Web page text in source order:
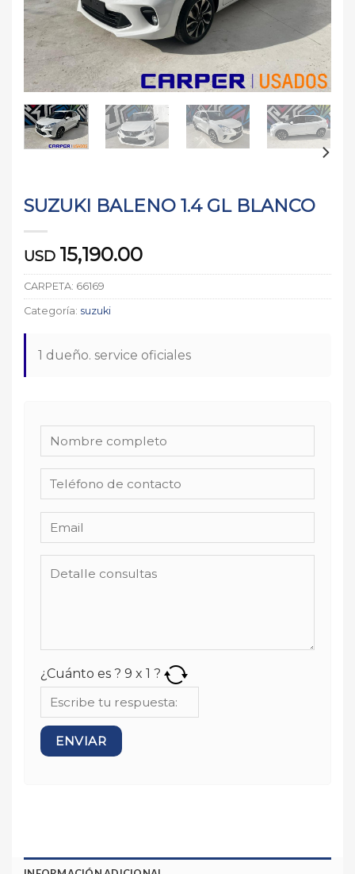
SUZUKI BALENO 1.4 GL BLANCO
USD 15,190.00
CARPETA: 66169
Categoría: suzuki
1 dueño. service oficiales
¿Cuánto es ? 9 x 1 ?